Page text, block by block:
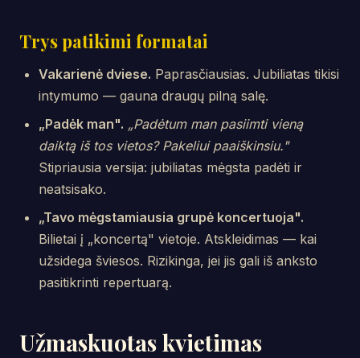
Trys patikimi formatai
Vakarienė dviese. Paprasčiausias. Jubiliatas tikisi
intymumo — gauna draugų pilną salę.
„Padėk man". „Padėtum man pasiimti vieną
daiktą iš tos vietos? Pakeliui paaiškinsiu."
Stipriausia versija: jubiliatas mėgsta padėti ir
neatsisako.
„Tavo mėgstamiausia grupė koncertuoja".
Bilietai į „koncertą" vietoje. Atskleidimas — kai
užsidega šviesos. Rizikinga, jei jis gali iš anksto
pasitikrinti repertuarą.
Užmaskuotas kvietimas